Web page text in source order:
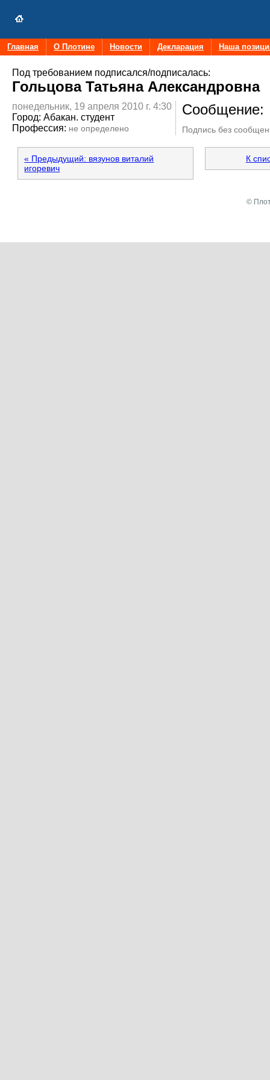
Главная О Плотине Новости Декларация Наша
Под требованием подписался/подписалась:
Гольцова Татьяна Александровна
Сообщение:
Подпись без
понедельник, 19 апреля 2010 г. 4:30
Город: Абакан. студент
Профессия: не определено
« Предыдущий: вязунов виталий
игоревич
К
©